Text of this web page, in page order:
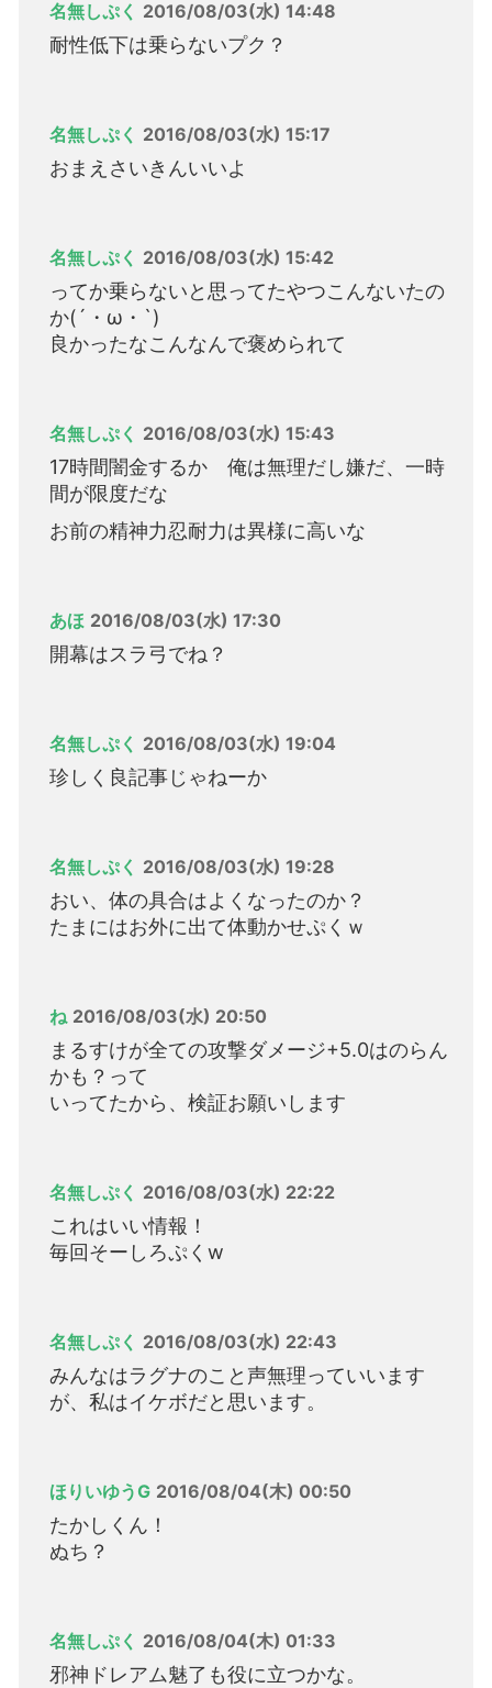
名無しぷく 2016/08/03(水) 14:48
耐性低下は乗らないプク？
名無しぷく 2016/08/03(水) 15:17
おまえさいきんいいよ
名無しぷく 2016/08/03(水) 15:42
ってか乗らないと思ってたやつこんないたの
か(´・ω・`)
良かったなこんなんで褒められて
名無しぷく 2016/08/03(水) 15:43
17時間闇金するか 俺は無理だし嫌だ、一時
間が限度だな
お前の精神力忍耐力は異様に高いな
あほ 2016/08/03(水) 17:30
開幕はスラ弓でね？
名無しぷく 2016/08/03(水) 19:04
珍しく良記事じゃねーか
名無しぷく 2016/08/03(水) 19:28
おい、体の具合はよくなったのか？
たまにはお外に出て体動かせぷくｗ
ね 2016/08/03(水) 20:50
まるすけが全ての攻撃ダメージ+5.0はのらん
かも？って
いってたから、検証お願いします
名無しぷく 2016/08/03(水) 22:22
これはいい情報！
毎回そーしろぷくw
名無しぷく 2016/08/03(水) 22:43
みんなはラグナのこと声無理っていいます
が、私はイケボだと思います。
ほりいゆうG 2016/08/04(木) 00:50
たかしくん！
ぬち？
名無しぷく 2016/08/04(木) 01:33
邪神ドレアム魅了も役に立つかな。